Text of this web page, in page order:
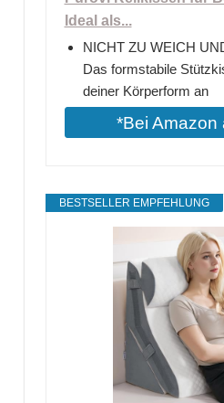
Ideal als...
NICHT ZU WEICH
Das formstabile
deiner Körperform an
*Bei Amazon
BESTSELLER EMPFEHLUNG